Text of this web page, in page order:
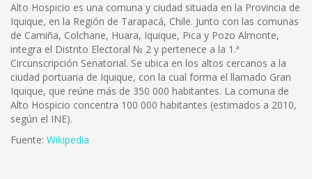
Alto Hospicio es una comuna y ciudad situada en la Provincia de
Iquique, en la Región de Tarapacá, Chile. Junto con las comunas
de Camiña, Colchane, Huara, Iquique, Pica y Pozo Almonte,
integra el Distrito Electoral № 2 y pertenece a la 1.ª
Circunscripción Senatorial. Se ubica en los altos cercanos a la
ciudad portuaria de Iquique, con la cual forma el llamado Gran
Iquique, que reúne más de 350 000 habitantes. La comuna de
Alto Hospicio concentra 100 000 habitantes (estimados a 2010,
según el INE).
Fuente: Wikipedia